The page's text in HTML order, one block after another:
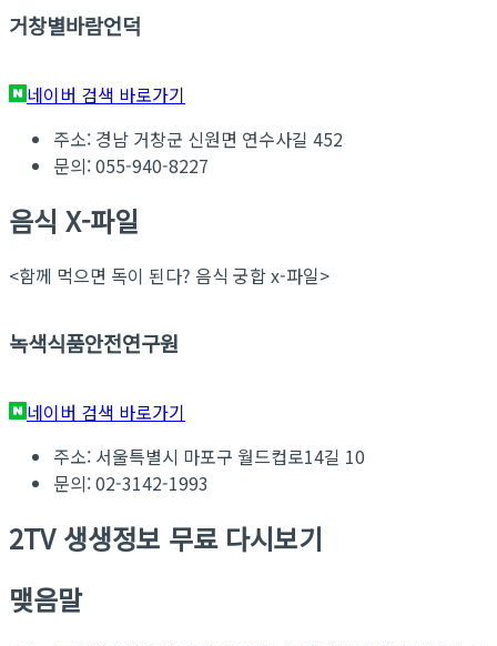
거창별바람언덕
네이버 검색 바로가기
주소: 경남 거창군 신원면 연수사길 452
문의: 055-940-8227
음식 X-파일
<함께 먹으면 독이 된다? 음식 궁합 x-파일>
녹색식품안전연구원
네이버 검색 바로가기
주소: 서울특별시 마포구 월드컵로14길 10
문의: 02-3142-1993
2TV 생생정보 무료 다시보기
맺음말